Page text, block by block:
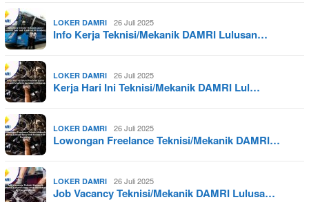
LOKER DAMRI 26 Juli 2025
Info Kerja Teknisi/Mekanik DAMRI Lulusan…
LOKER DAMRI 26 Juli 2025
Kerja Hari Ini Teknisi/Mekanik DAMRI Lul…
LOKER DAMRI 26 Juli 2025
Lowongan Freelance Teknisi/Mekanik DAMRI…
LOKER DAMRI 26 Juli 2025
Job Vacancy Teknisi/Mekanik DAMRI Lulusa…